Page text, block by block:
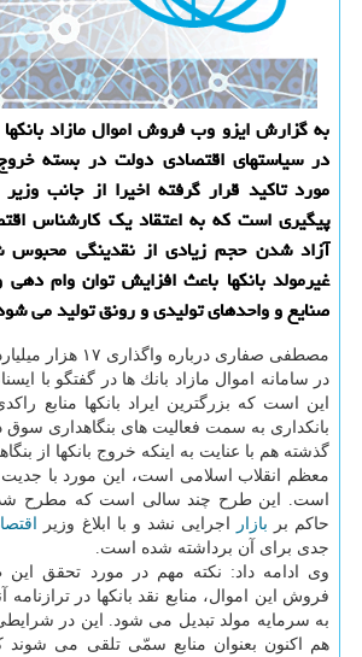
به گزارش ایزو وب فروش اموال مازاد
در سیاستهای اقتصادی دولت در بسته
مورد تاكید قرار گرفته اخیرا از جانب
پیگیری است كه به اعتقاد یك كارشناس
آزاد شدن حجم زیادی از نقدینگی محبوس
غیرمولد بانكها باعث افزایش توان وام
صنایع و واحدهای تولیدی و رونق تولید می
مصطفی صفاری درباره واگذاری ۱۷ هزار میلیارد تومان اموال
در سامانه اموال مازاد بانك ها در گفتگو با
این است كه بزرگترین ایراد بانكها منابع
بانكداری به سمت فعالیت های بنگاهداری سوق
گذشته هم با عنایت به اینكه خروج بانكها از
معظم انقلاب اسلامی است، این مورد با
است. این طرح چند سالی است كه مطرح
حاكم بر بازار اجرایی نشد و با ابلاغ وزیر
جدی برای آن برداشته شده است.
وی ادامه داد: نكته مهم در مورد تحقق
فروش این اموال، منابع نقد بانكها در ترازنامه
به سرمایه مولد تبدیل می شود. این در
هم اكنون بعنوان منابع سمّی تلقی می